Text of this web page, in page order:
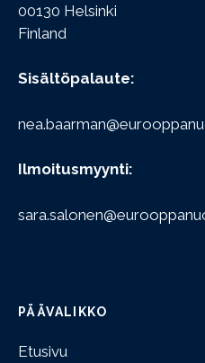
00130 Helsinki
Finland
Sisältöpalaute:
Ilmoitusmyynti:
PÄÄVALIKKO
Etusivu